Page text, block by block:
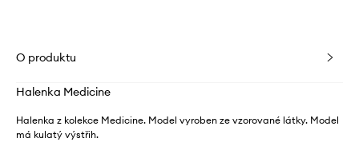
O produktu
Halenka Medicine
Halenka z kolekce Medicine. Model vyroben ze vzorované látky. Model
má kulatý výstřih.